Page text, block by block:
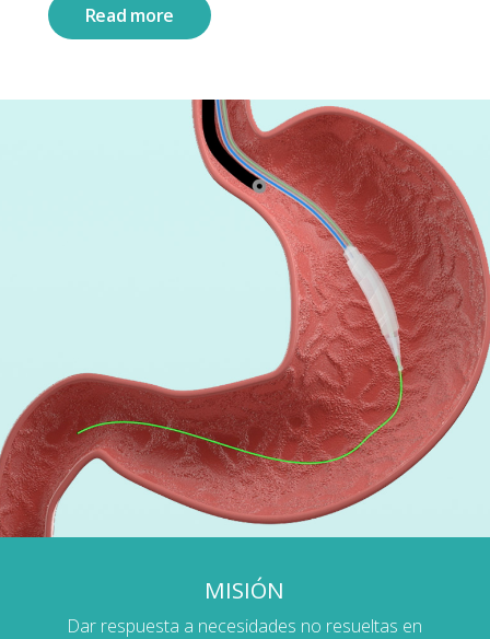
Read more
MISIÓN
Dar respuesta a necesidades no resueltas en